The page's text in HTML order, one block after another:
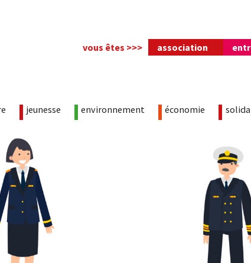
vous êtes >>> association
jeunesse environnement économie